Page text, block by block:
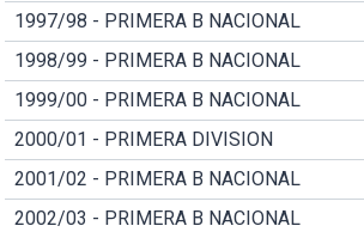
1997/98 - PRIMERA B NACIONAL
1998/99 - PRIMERA B NACIONAL
1999/00 - PRIMERA B NACIONAL
2000/01 - PRIMERA DIVISION
2001/02 - PRIMERA B NACIONAL
2002/03 - PRIMERA B NACIONAL